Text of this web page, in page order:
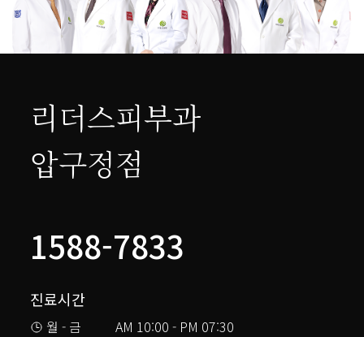
리더스피부과
압구정점
1588-7833
진료시간
월 - 금
AM 10:00 - PM 07:30